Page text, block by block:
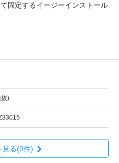
固定するイージーインストール
)
見る(0件)